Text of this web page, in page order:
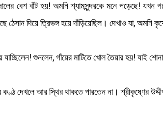
বেশ বাঁট হয়! অমনি শ্যামসুন্দরকে মনে পড়েছে!
ঠেসান দিয়ে ত্রিভঙ্গ হয়ে দাঁড়িয়েছিল। দেখাও যা, অমনি
যাচ্ছিলেন! শুনলেন, গাঁয়ের মাটিতে খোল তৈয়ার হয়! যাই
কণ্ঠ দেখলে আর স্থির থাকতে পারতেন না। শ্রীকৃষ্ণের